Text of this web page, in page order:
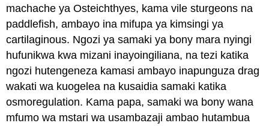
machache ya Osteichthyes, kama vile sturgeons na
paddlefish, ambayo ina mifupa ya kimsingi ya
cartilaginous. Ngozi ya samaki ya bony mara nyingi
hufunikwa kwa mizani inayoingiliana, na tezi katika
ngozi hutengeneza kamasi ambayo inapunguza drag
wakati wa kuogelea na kusaidia samaki katika
osmoregulation. Kama papa, samaki wa bony wana
mfumo wa mstari wa usambazaji ambao hutambua